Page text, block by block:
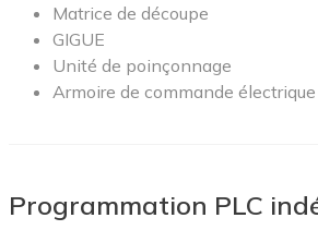
Matrice de découpe
GIGUE
Unité de poinçonnage
Armoire de commande
Programmation PLC